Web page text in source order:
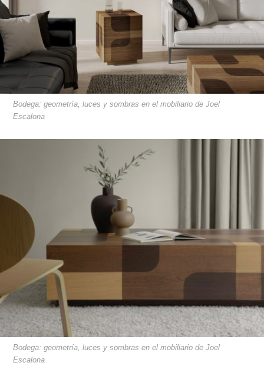
Bodega: geometría, luces y sombras en el mobiliario de Joel
Escalona
Bodega: geometría, luces y sombras en el mobiliario de Joel
Escalona